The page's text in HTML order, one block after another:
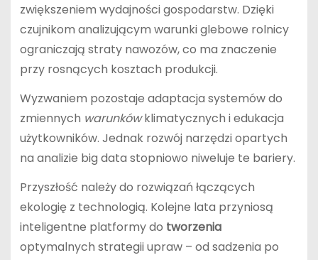
zwiększeniem wydajności gospodarstw. Dzięki
czujnikom analizującym warunki glebowe rolnicy
ograniczają straty nawozów, co ma znaczenie
przy rosnących kosztach produkcji.
Wyzwaniem pozostaje adaptacja systemów do
zmiennych warunkówklimatycznych i edukacja
użytkowników. Jednak rozwój narzędzi opartych
na analizie big data stopniowo niweluje te bariery.
Przyszłość należy do rozwiązań łączących
ekologię z technologią. Kolejne lata przyniosą
inteligentne platformy do tworzenia
optymalnych strategii upraw – od sadzenia po